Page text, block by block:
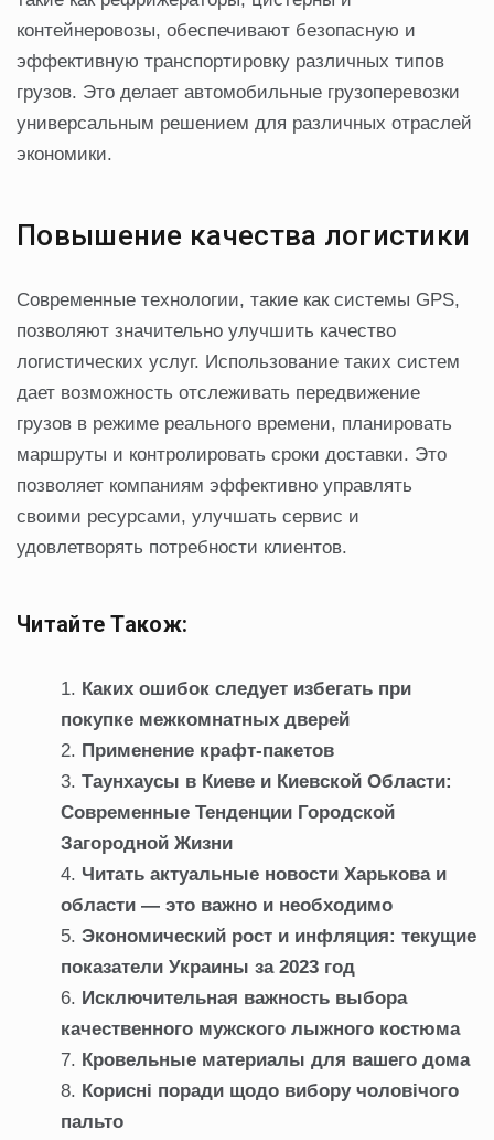
контейнеровозы, обеспечивают безопасную и
эффективную транспортировку различных типов
грузов. Это делает автомобильные грузоперевозки
универсальным решением для различных отраслей
экономики.
Повышение качества логистики
Современные технологии, такие как системы GPS,
позволяют значительно улучшить качество
логистических услуг. Использование таких систем
дает возможность отслеживать передвижение
грузов в режиме реального времени, планировать
маршруты и контролировать сроки доставки. Это
позволяет компаниям эффективно управлять
своими ресурсами, улучшать сервис и
удовлетворять потребности клиентов.
Читайте Також:
Каких ошибок следует избегать при
покупке межкомнатных дверей
Применение крафт-пакетов
Таунхаусы в Киеве и Киевской Области:
Современные Тенденции Городской
Загородной Жизни
Читать актуальные новости Харькова и
области — это важно и необходимо
Экономический рост и инфляция: текущие
показатели Украины за 2023 год
Исключительная важность выбора
качественного мужского лыжного костюма
Кровельные материалы для вашего дома
Корисні поради щодо вибору чоловічого
пальто